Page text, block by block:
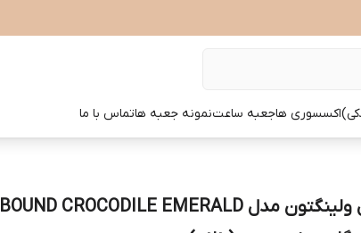
اکسسوری هاجعبه ساعتنمونه جعبه هاتماس با ما
ساعت دنیل ولینگتون مدل BOUND CROCODILE EMERALD